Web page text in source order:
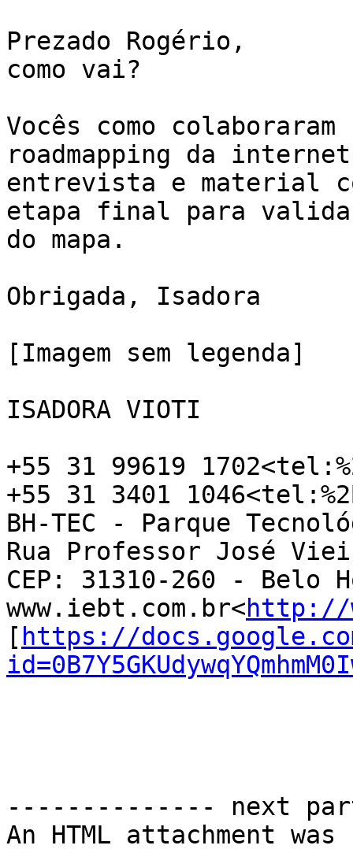
Prezado Rogério,
como vai?
Vocês como
roadmapping da
entrevista e material
etapa final para
do mapa.
Obrigada, Isadora
[Imagem sem legenda]
ISADORA VIOTI
+55 31 99619
+55 31 3401
BH-TEC - Parque
Rua Professor José
CEP: 31310-260 -
www.iebt.com.br<http://
[ https://
-------------- next
An HTML attachment